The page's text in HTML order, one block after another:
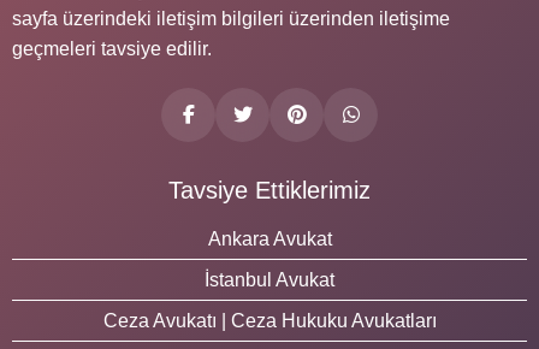
sayfa üzerindeki iletişim bilgileri üzerinden iletişime
geçmeleri tavsiye edilir.
Tavsiye Ettiklerimiz
Ankara Avukat
İstanbul Avukat
Ceza Avukatı | Ceza Hukuku Avukatları